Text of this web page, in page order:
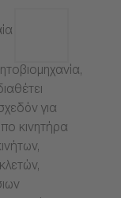
για
κινητήρα